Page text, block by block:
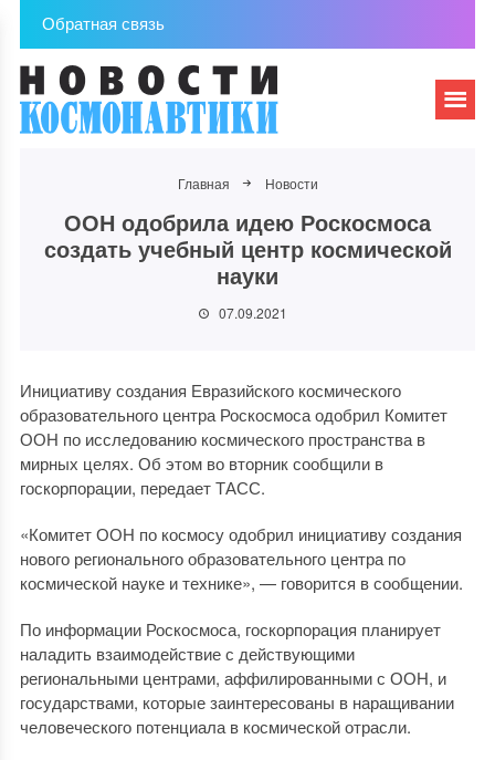
Обратная связь
Главная Новости
ООН одобрила идею Роскосмоса
создать учебный центр космической
науки
07.09.2021
Инициативу создания Евразийского космического
образовательного центра Роскосмоса одобрил Комитет
ООН по исследованию космического пространства в
мирных целях. Об этом во вторник сообщили в
госкорпорации, передает ТАСС.
«Комитет ООН по космосу одобрил инициативу создания
нового регионального образовательного центра по
космической науке и технике», — говорится в сообщении.
По информации Роскосмоса, госкорпорация планирует
наладить взаимодействие с действующими
региональными центрами, аффилированными с ООН, и
государствами, которые заинтересованы в наращивании
человеческого потенциала в космической отрасли.